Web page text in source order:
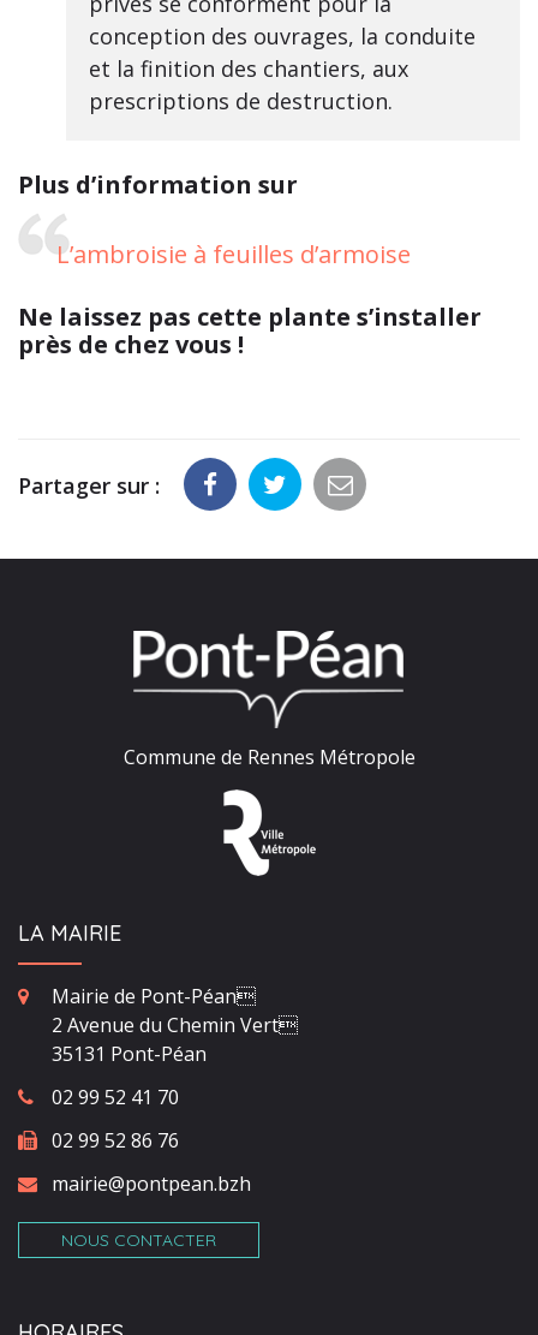
conception des ouvrages, la conduite
et la finition des chantiers, aux
prescriptions de destruction.
Plus d’information sur
L’ambroisie à feuilles d’armoise
Ne laissez pas cette plante s’installer
près de chez vous !
Partager sur :
Commune de Rennes Métropole
LA MAIRIE
Mairie de Pont-Péan
2 Avenue du Chemin Vert
35131 Pont-Péan
02 99 52 41 70
02 99 52 86 76
mairie@pontpean.bzh
NOUS CONTACTER